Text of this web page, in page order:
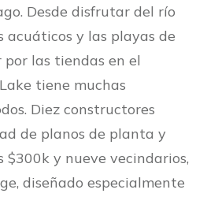
Desde disfrutar del río
acuáticos y las playas de
las tiendas en el
tiene muchas
Diez constructores
de planos de planta y
y nueve vecindarios,
diseñado especialmente